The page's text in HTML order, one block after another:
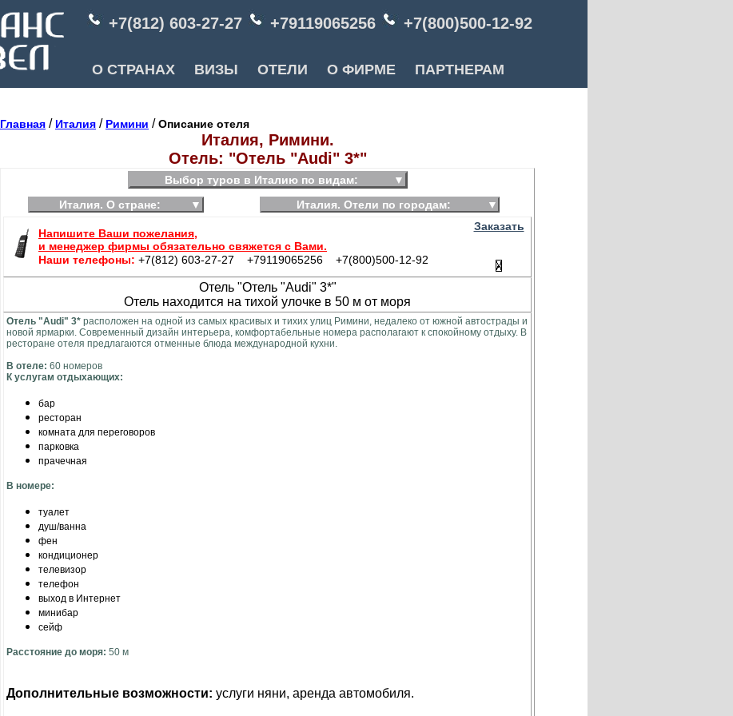
+7(812) 603-27-27 +79119065256 +7(800)500-12-92
О СТРАНАХ ВИЗЫ ОТЕЛИ О ФИРМЕ ПАРТНЕРАМ
Главная / Италия / Римини /Описание отеля
Италия, Римини.
Отель: "Отель "Audi" 3*"
Выбор туров в Италию по видам:
▼
Италия. О стране:
▼ Италия. Отели по городам: ▼
Напишите Ваши пожелания,
и менеджер фирмы обязательно свяжется с Вами.
Наши телефоны: +7(812) 603-27-27 +79119065256 +7(800)500-12-92
Заказать
Отель "Отель "Audi" 3*"
Отель находится на тихой улочке в 50 м от моря
Отель "Audi" 3* расположен на одной из самых красивых и тихих улиц Римини, недалеко от южной автострады и
новой ярмарки. Современный дизайн интерьера, комфортабельные номера располагают к спокойному отдыху. В
ресторане отеля предлагаются отменные блюда международной кухни.
В отеле: 60 номеров
К услугам отдыхающих:
бар
ресторан
комната для переговоров
парковка
прачечная
В номере:
туалет
душ/ванна
фен
кондиционер
телевизор
телефон
выход в Интернет
минибар
сейф
Расстояние до моря: 50 м
Дополнительные возможности: услуги няни, аренда автомобиля.